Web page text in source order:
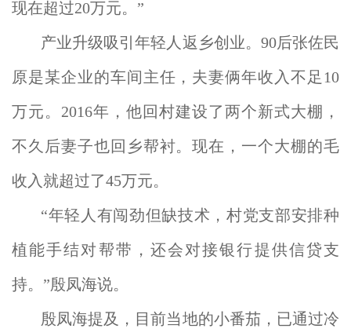
现在超过20万元。”
产业升级吸引年轻人返乡创业。90后张佐民
原是某企业的车间主任，夫妻俩年收入不足10
万元。2016年，他回村建设了两个新式大棚，
不久后妻子也回乡帮衬。现在，一个大棚的毛
收入就超过了45万元。
“年轻人有闯劲但缺技术，村党支部安排种
植能手结对帮带，还会对接银行提供信贷支
持。”殷凤海说。
殷凤海提及，目前当地的小番茄，已通过冷